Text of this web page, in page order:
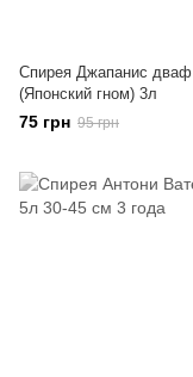
Спирея Джапанис дваф
(Японский гном) 3л
75 грн 95 грн